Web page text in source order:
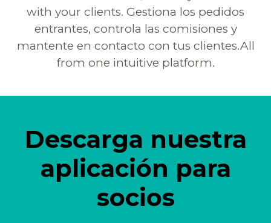
with your clients. Gestiona los pedidos
entrantes, controla las comisiones y
mantente en contacto con tus clientes.All
from one intuitive platform.
Descarga nuestra
aplicación para
socios